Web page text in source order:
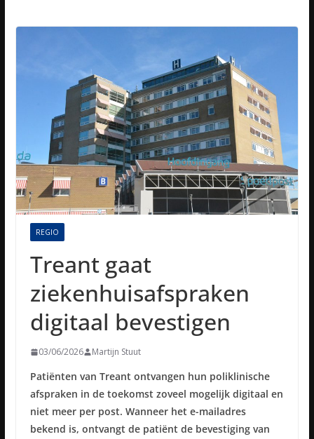
REGIO
Treant gaat
ziekenhuisafspraken
digitaal bevestigen
03/06/2026 Martijn Stuut
Patiënten van Treant ontvangen hun poliklinische
afspraken in de toekomst zoveel mogelijk digitaal en
niet meer per post. Wanneer het e-mailadres
bekend is, ontvangt de patiënt de bevestiging van